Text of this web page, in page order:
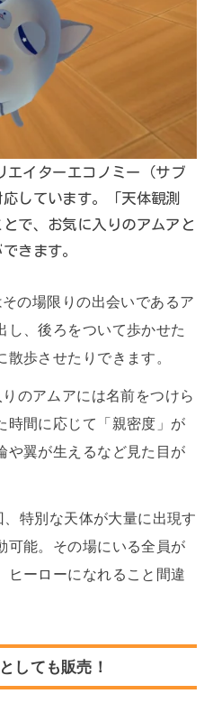
エイターエコノミー（サブ
しています。「天体観測
で、お気に入りのアムアと
きます。
の場限りの出会いであるア
し、後ろをついて歩かせた
歩させたりできます。
のアムアには名前をつけら
時間に応じて「親密度」が
や翼が生えるなど見た目が
、特別な天体が大量に出現す
可能。その場にいる全員が
ヒーローになれること間違
しても販売！